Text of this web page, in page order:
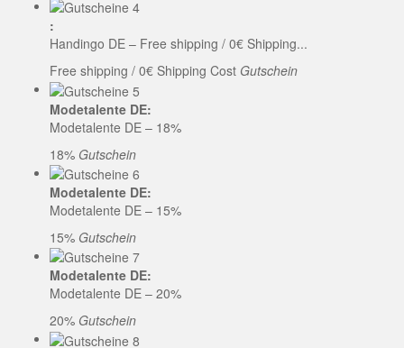
:
Handingo DE – Free shipping / 0€ Shipping...
Free shipping / 0€ Shipping Cost Gutschein
Modetalente DE:
Modetalente DE – 18%
18% Gutschein
Modetalente DE:
Modetalente DE – 15%
15% Gutschein
Modetalente DE:
Modetalente DE – 20%
20% Gutschein